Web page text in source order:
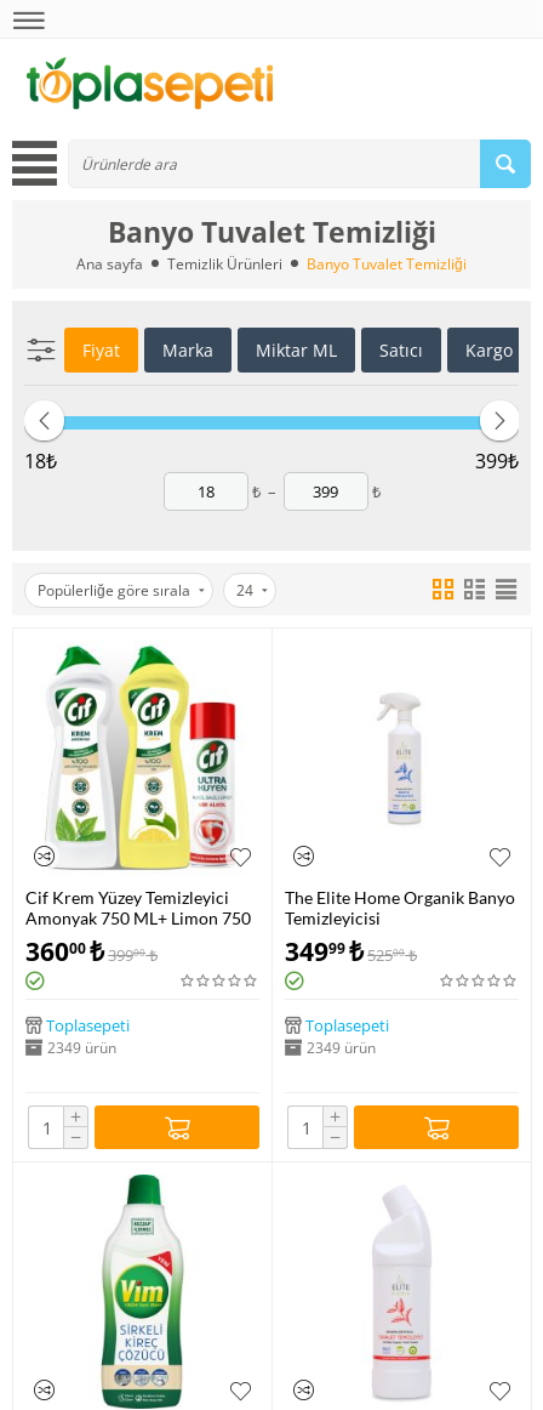
Banyo Tuvalet Temizliği
Ana sayfa Temizlik Ürünleri Banyo Tuvalet Temizliği
Fiyat Marka Miktar ML Satıcı Kargo
18₺ 399₺
₺ – ₺
Popülerliğe göre sırala 24
Cif Krem Yüzey Temizleyici
Amonyak 750 ML+ Limon 750
ML+ Cif Ultra Hijyen Alkol
Bazlı Sprey 200 ML
36000₺39900 ₺
Toplasepeti
2349 ürün
+
−
The Elite Home Organik Banyo
Temizleyicisi
34999₺52500 ₺
Toplasepeti
2349 ürün
+
−